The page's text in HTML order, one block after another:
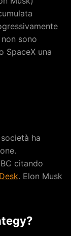
sono
SpaceX una
ha
citando
. Elon Musk